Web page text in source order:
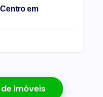
em
imóveis